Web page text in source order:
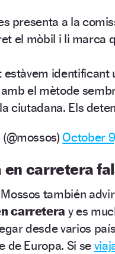
presenta a la
el mòbil i li marca
identificant
el mètode
ciutadana. Els
October
carretera
Mossos también
carretera y es
desde varios
de Europa. Si se